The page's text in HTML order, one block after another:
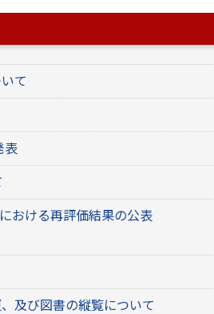
て
表
おける再評価結果の公表
及び図書の縦覧について